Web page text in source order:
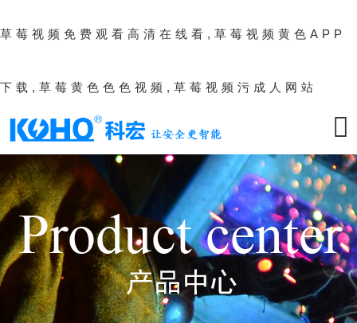
草莓视频免费观看高清在线看,草莓视频黄色APP
下载,草莓黄色色色视频,草莓视频污成人网站
